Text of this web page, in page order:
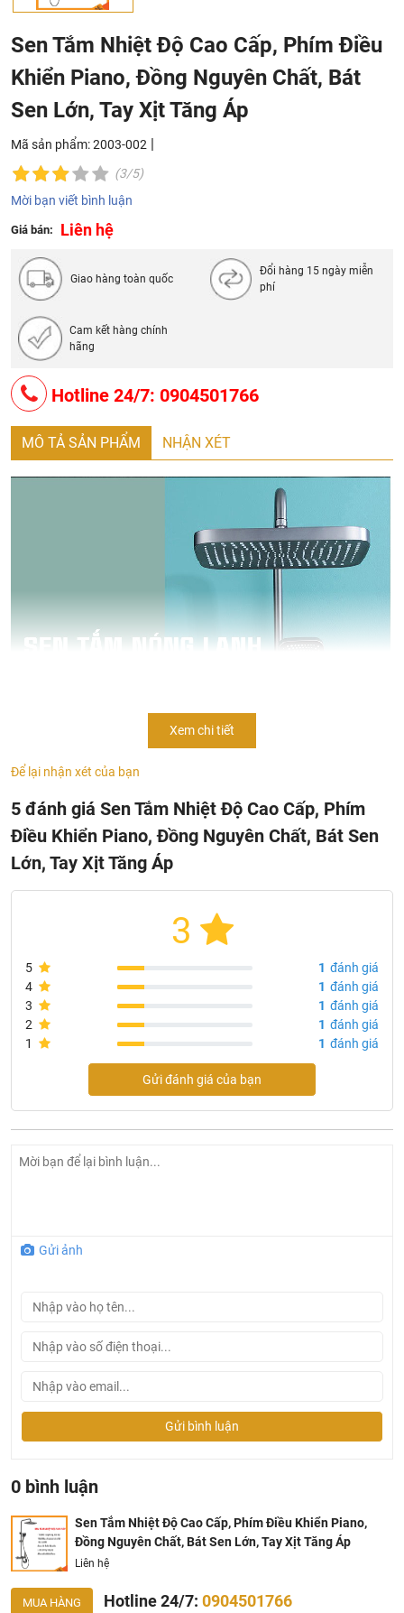
Sen Tắm Nhiệt Độ Cao Cấp, Phím Điều
Khiển Piano, Đồng Nguyên Chất, Bát
Sen Lớn, Tay Xịt Tăng Áp
Mã sản phẩm: 2003-002 |
(3/5)
Mời bạn viết bình luận
Giá bán: Liên hệ
Giao hàng toàn quốc
Đổi hàng 15 ngày miễn
phí
Cam kết hàng chính
hãng
Hotline 24/7: 0904501766
MÔ TẢ SẢN PHẨM NHẬN XÉT
Xem chi tiết
Để lại nhận xét của bạn
5 đánh giá Sen Tắm Nhiệt Độ Cao Cấp, Phím
Điều Khiển Piano, Đồng Nguyên Chất, Bát Sen
Lớn, Tay Xịt Tăng Áp
3
5 1 đánh giá
4
1 đánh giá
3
1 đánh giá
2
1 đánh giá
1
1 đánh giá
Gửi đánh giá của bạn
Gửi ảnh
Gửi bình luận
0 bình luận
Sen Tắm Nhiệt Độ Cao Cấp, Phím Điều Khiển Piano,
Đồng Nguyên Chất, Bát Sen Lớn, Tay Xịt Tăng Áp
Liên hệ
MUA HÀNG Hotline 24/7: 0904501766